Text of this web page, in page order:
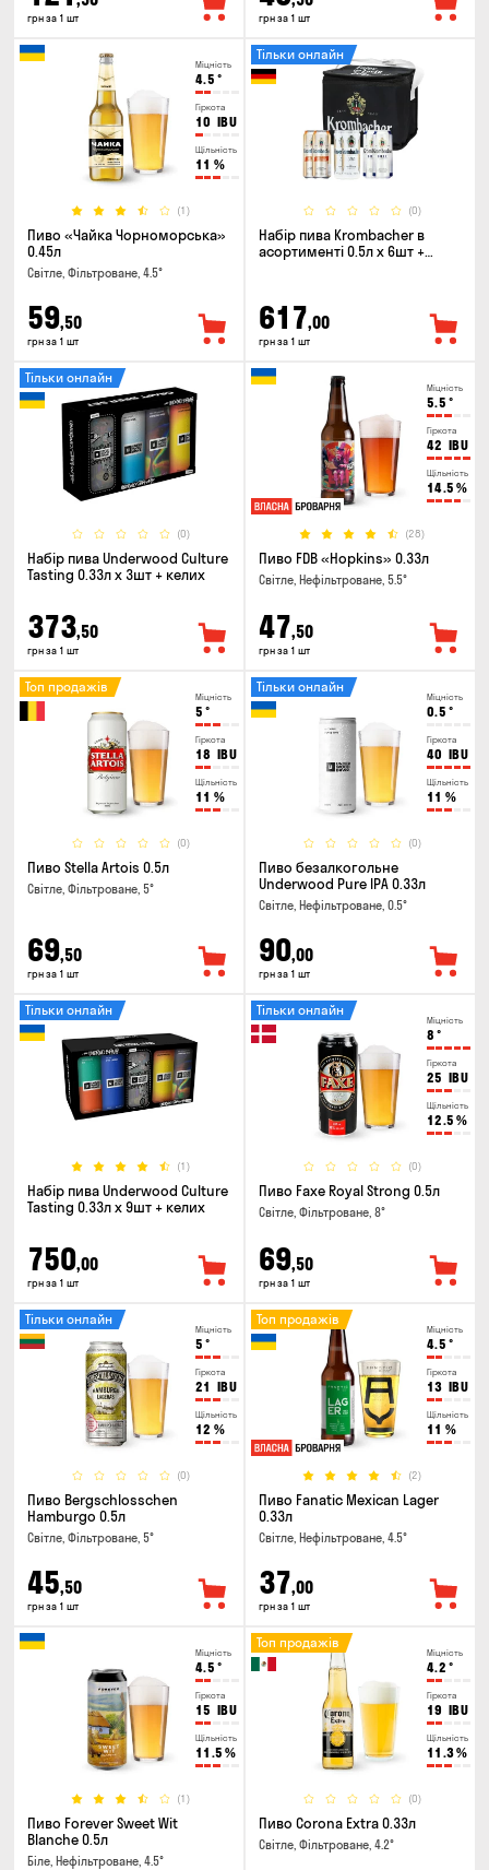
грн за 1 шт грн за 1 шт
Міцність
4.5 °
Гіркота
10 IBU
Щільність
11 %
(1)
Пиво «Чайка Чорноморська»
0.45л
Світле, Фільтроване, 4.5°
59,50
грн за 1 шт
(0)
Тільки онлайн
Набір пива Krombacher в
асортименті 0.5л х 6шт +
617,00
грн за 1 шт
(0)
Тільки онлайн
Набір пива Underwood Culture
Tasting 0.33л x 3шт + келих
373,50
грн за 1 шт
Міцність
5.5 °
Гіркота
42 IBU
Щільність
14.5 %
(28)
Пиво FDB «Hopkins» 0.33л
Світле, Нефільтроване, 5.5°
47,50
грн за 1 шт
Міцність
5 °
Гіркота
18 IBU
Щільність
11 %
(0)
Топ продажів
Пиво Stella Artois 0.5л
Світле, Фільтроване, 5°
69,50
грн за 1 шт
Міцність
0.5 °
Гіркота
40 IBU
Щільність
11 %
(0)
Тільки онлайн
Пиво безалкогольне
Underwood Pure IPA 0.33л
Світле, Нефільтроване, 0.5°
90,00
грн за 1 шт
(1)
Тільки онлайн
Набір пива Underwood Culture
Tasting 0.33л x 9шт + келих
750,00
грн за 1 шт
Міцність
8 °
Гіркота
25 IBU
Щільність
12.5 %
(0)
Тільки онлайн
Пиво Faxe Royal Strong 0.5л
Світле, Фільтроване, 8°
69,50
грн за 1 шт
Міцність
5 °
Гіркота
21 IBU
Щільність
12 %
(0)
Тільки онлайн
Пиво Bergschlosschen
Hamburgo 0.5л
Світле, Фільтроване, 5°
45,50
грн за 1 шт
Міцність
4.5 °
Гіркота
13 IBU
Щільність
11 %
(2)
Топ продажів
Пиво Fanatic Mexican Lager
0.33л
Світле, Нефільтроване, 4.5°
37,00
грн за 1 шт
Міцність
4.5 °
Гіркота
15 IBU
Щільність
11.5 %
(1)
Пиво Forever Sweet Wit
Blanche 0.5л
Біле, Нефільтроване, 4.5°
Міцність
4.2 °
Гіркота
19 IBU
Щільність
11.3%
(0)
Топ продажів
Пиво Corona Extra 0.33л
Світле, Фільтроване, 4.2°